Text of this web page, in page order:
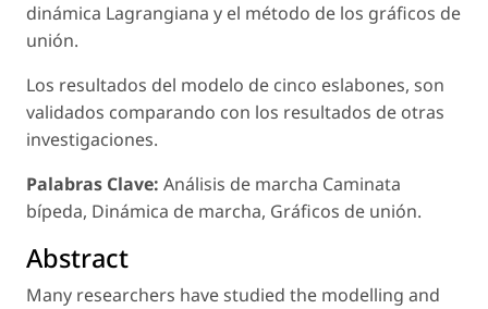
dinámica Lagrangiana y el método de los gráficos de
unión.
Los resultados del modelo de cinco eslabones, son
validados comparando con los resultados de otras
investigaciones.
Palabras Clave: Análisis de marcha Caminata
bípeda, Dinámica de marcha, Gráficos de unión.
Abstract
Many researchers have studied the modelling and